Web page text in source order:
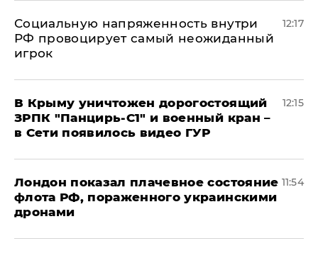
Социальную напряженность внутри
РФ провоцирует самый неожиданный
игрок
12:17
В Крыму уничтожен дорогостоящий
ЗРПК "Панцирь-С1" и военный кран –
в Сети появилось видео ГУР
12:15
Лондон показал плачевное состояние
флота РФ, пораженного украинскими
дронами
11:54